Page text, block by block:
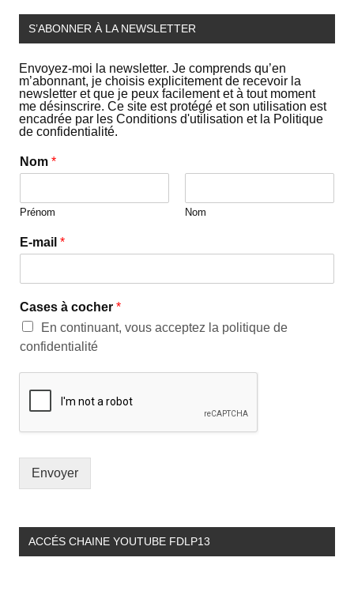
S’ABONNER À LA NEWSLETTER
Envoyez-moi la newsletter. Je comprends qu’en
m’abonnant, je choisis explicitement de recevoir la
newsletter et que je peux facilement et à tout moment
me désinscrire. Ce site est protégé et son utilisation est
encadrée par les Conditions d'utilisation et la Politique
de confidentialité.
Nom *
Prénom Nom
E-mail *
Cases à cocher *
En continuant, vous acceptez la politique de
confidentialité
Envoyer
ACCÉS CHAINE YOUTUBE FDLP13